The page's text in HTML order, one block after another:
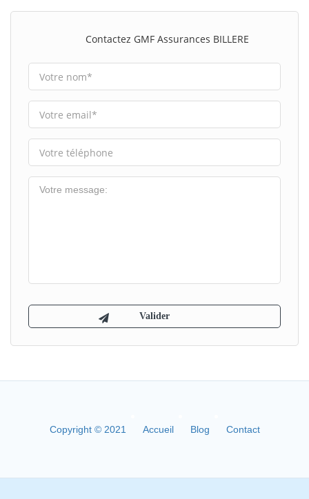
Contactez GMF Assurances BILLERE
Copyright © 2021 Accueil Blog Contact